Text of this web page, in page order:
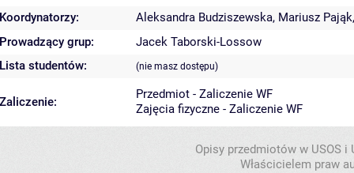
Koordynatorzy: Aleksandra Budziszewska, Mariusz Pająk
Prowadzący grup:
Jacek Taborski-Lossow
Lista studentów:
(nie masz dostępu)
Zaliczenie:
Przedmiot - Zaliczenie WF
Zajęcia fizyczne - Zaliczenie WF
Opisy przedmiotów w USOS
Właścicielem praw